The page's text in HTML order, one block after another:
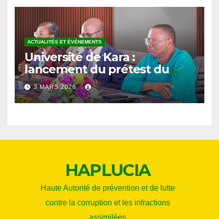
ACTUALITÉS ET ÉVÉNEMENTS
Université de Kara :
lancement du prétest du
projet d’éducation à la lutte
contre la corruption
3 MARS 2026
HAPLUCIA
Haute Autorité de prévention et de lutte
contre la corruption et les infractions